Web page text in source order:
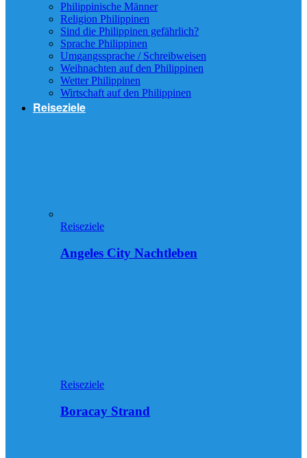
Philippinische Männer
Religion Philippinen
Sind die Philippinen gefährlich?
Sprache Philippinen
Umgangssprache / Schreibweisen
Weihnachten auf den Philippinen
Wetter Philippinen
Wirtschaft auf den Philippinen
Reiseziele
Reiseziele
Angeles City Nachtleben
Reiseziele
Boracay Strand